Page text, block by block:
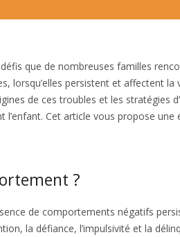
que de nombreuses familles
lorsqu’elles persistent et affectent la
de ces troubles et les stratégies
Cet article vous propose
?
de comportements négatifs
la défiance, l’impulsivité et la